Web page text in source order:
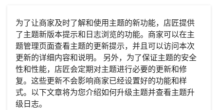
为了让商家及时了解和使用主题的新功能，店匠提供
了主题新版本提示和日志浏览的功能。商家可以在主
题管理页面查看主题的更新提示，并且可以访问本次
更新的详细内容和说明。 另外，为了保证主题的安全
性和性能，店匠会定期对主题进行必要的更新和修
复。这些更新不会影响商家已经设置好的功能和样
式。以下文章将为您介绍如何升级主题并查看主题升
级日志。